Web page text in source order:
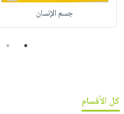
جسم الإنسان
1
2
كل الأقسام